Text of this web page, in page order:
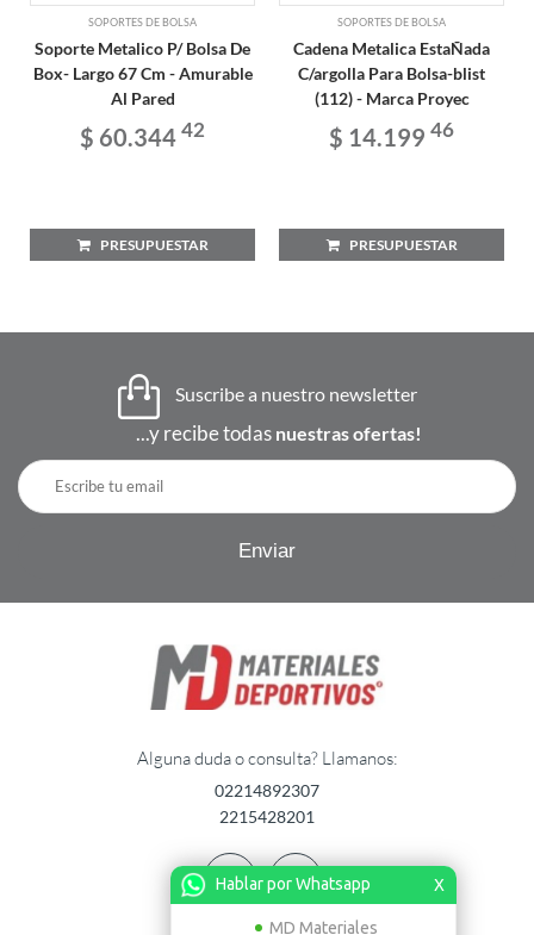
Hablar por Whatsapp X
MD Materiales
SOPORTES DE BOLSA
Soporte Metalico P/ Bolsa De
Box- Largo 67 Cm - Amurable
Al Pared
$ 60.344 42
PRESUPUESTAR
SOPORTES DE BOLSA
Cadena Metalica EstaÑada
C/argolla Para Bolsa-blist
(112) - Marca Proyec
$ 14.199 46
PRESUPUESTAR
Suscribe a nuestro newsletter
...y recibe todas nuestras ofertas!
Alguna duda o consulta? Llamanos:
02214892307
2215428201